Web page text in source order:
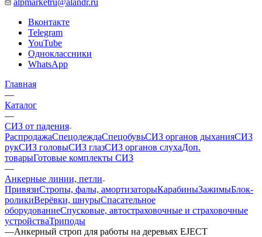
alpmarketru@alandr.ru
Вконтакте
Telegram
YouTube
Одноклассники
WhatsApp
Главная
—
Каталог
—
СИЗ от падения
РаспродажаСпецодеждаСпецобувьСИЗ органов дыханияСИЗ
рукСИЗ головыСИЗ глазСИЗ органов слухаДоп.
товарыГотовые комплекты СИЗ
—
Анкерные линии, петли
ПривязиСтропы, фалы, амортизаторыКарабиныЗажимыБлок-
роликиВерёвки, шнурыСпасательное
оборудованиеСпусковые, автостраховочные и страховочные
устройстваТриподы
—Анкерный строп для работы на деревьях EJECT